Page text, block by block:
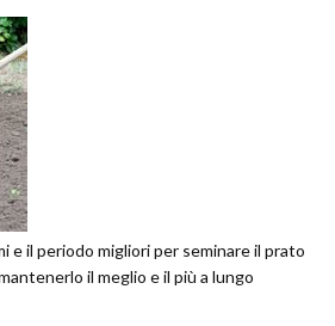
e il periodo migliori per seminare il prato
il meglio e il più a lungo